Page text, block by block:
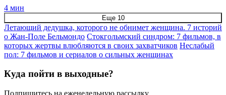
4 мин
Еще 10
Летающий дедушка, которого не обнимет женщина. 7 историй
о Жан-Поле Бельмондо Стокгольмский синдром: 7 фильмов, в
которых жертвы влюбляются в своих захватчиков Неслабый
пол: 7 фильмов и сериалов о сильных женщинах
Куда пойти в выходные?
Подпишитесь на еженедельную рассылку